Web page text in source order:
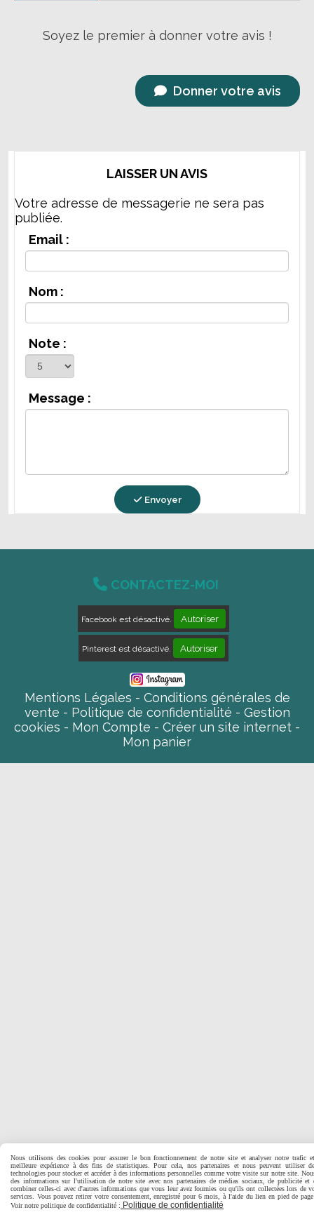
Soyez le premier à donner votre avis !
Donner votre avis
LAISSER UN AVIS
Votre adresse de messagerie ne sera pas
publiée.
Email :
Nom :
Note :
Message :
Envoyer
 CONTACTEZ-MOI
Facebook est désactivé. Autoriser
Pinterest est désactivé. Autoriser
Mentions Légales
Conditions générales de
vente
Politique de confidentialité
Gestion
cookies
Mon Compte
Créer un site internet
Mon panier
Nous utilisons des cookies pour assurer le bon fonctionnement de notre site et analyser notre trafic
meilleure expérience à des fins de statistiques. Pour cela, nos partenaires et nous peuvent utiliser
technologies pour stocker et accéder à des informations personnelles comme votre visite sur notre site.
des informations sur l'utilisation de notre site avec nos partenaires de médias sociaux, de publicité et
combiner celles-ci avec d'autres informations que vous leur avez fournies ou qu'ils ont collectées lors de
services. Vous pouvez retirer votre consentement, enregistré pour 6 mois, à l'aide du lien en pied de
Voir notre politique de confidentialité : Politique de confidentialité